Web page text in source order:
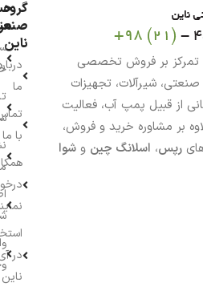
از سال ۱۳۹۳ با تمرکز بر فروش تخصصی
شیرآلات، تجهیزات
از قبیل پمپ آب، فعالیت
بر مشاوره خرید و فروش،
رپس، اسلانگ چین و شوا
گروه
ناین
ما
با ما
در
ناین